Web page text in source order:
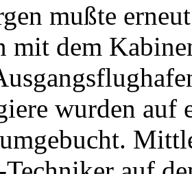
mußte
mit dem
wurden auf